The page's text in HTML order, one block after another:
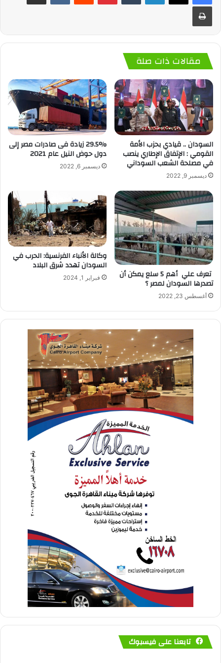
مقالات ذات صلة
السودان .. قيادي بحزب الأمة
القومي : الإتفاق الإطاري ينصب
في مصلحة الشعب السوداني
ديسمبر 9, 2022
29.5% زيادة فى صادرات مصر إلى
دول حوض النيل عام 2021
ديسمبر 6, 2022
تعرف علي أهم 5 سلع يمكن أن
تصدرها السودان لمصر ؟
أغسطس 23, 2022
وكالة الأنباء الفرنسية: الحرب في
السودان تهدد شرق البلاد
فبراير 1, 2024
تابعنا على فيسبوك